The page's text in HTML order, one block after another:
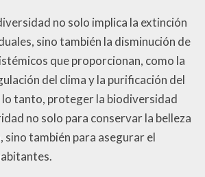
no solo implica la extinción
sino también la disminución de
que proporcionan, como la
del clima y la purificación del
lo tanto, proteger la biodiversidad
no solo para conservar la belleza
sino también para asegurar el